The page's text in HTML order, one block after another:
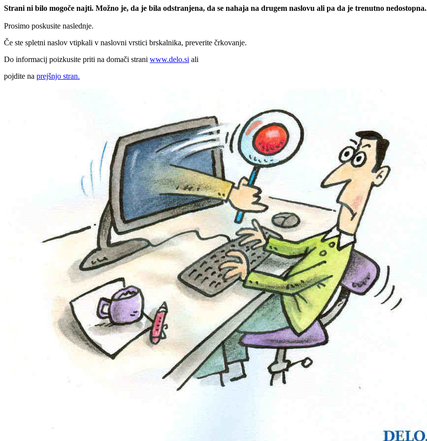
Strani ni bilo mogoče najti. Možno je, da je bila odstranjena, da se nahaja na drugem naslovu ali pa da je trenutno nedostopna.
Prosimo poskusite naslednje.
Če ste spletni naslov vtipkali v naslovni vrstici brskalnika, preverite črkovanje.
Do informacij poizkusite priti na domači strani www.delo.si ali
pojdite na prejšnjo stran.